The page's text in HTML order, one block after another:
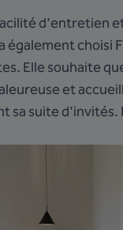
d'entretien
également choisi
Elle souhaite
et
sa suite d'invités.